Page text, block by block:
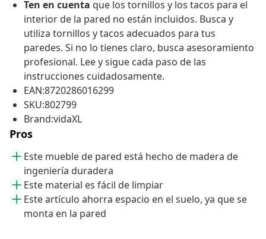
Ten en cuenta que los tornillos y los tacos para el
interior de la pared no están incluidos. Busca y
utiliza tornillos y tacos adecuados para tus
paredes. Si no lo tienes claro, busca asesoramiento
profesional. Lee y sigue cada paso de las
instrucciones cuidadosamente.
EAN:8720286016299
SKU:802799
Brand:vidaXL
Pros
Este mueble de pared está hecho de madera de
ingeniería duradera
Este material es fácil de limpiar
Este artículo ahorra espacio en el suelo, ya que se
monta en la pared